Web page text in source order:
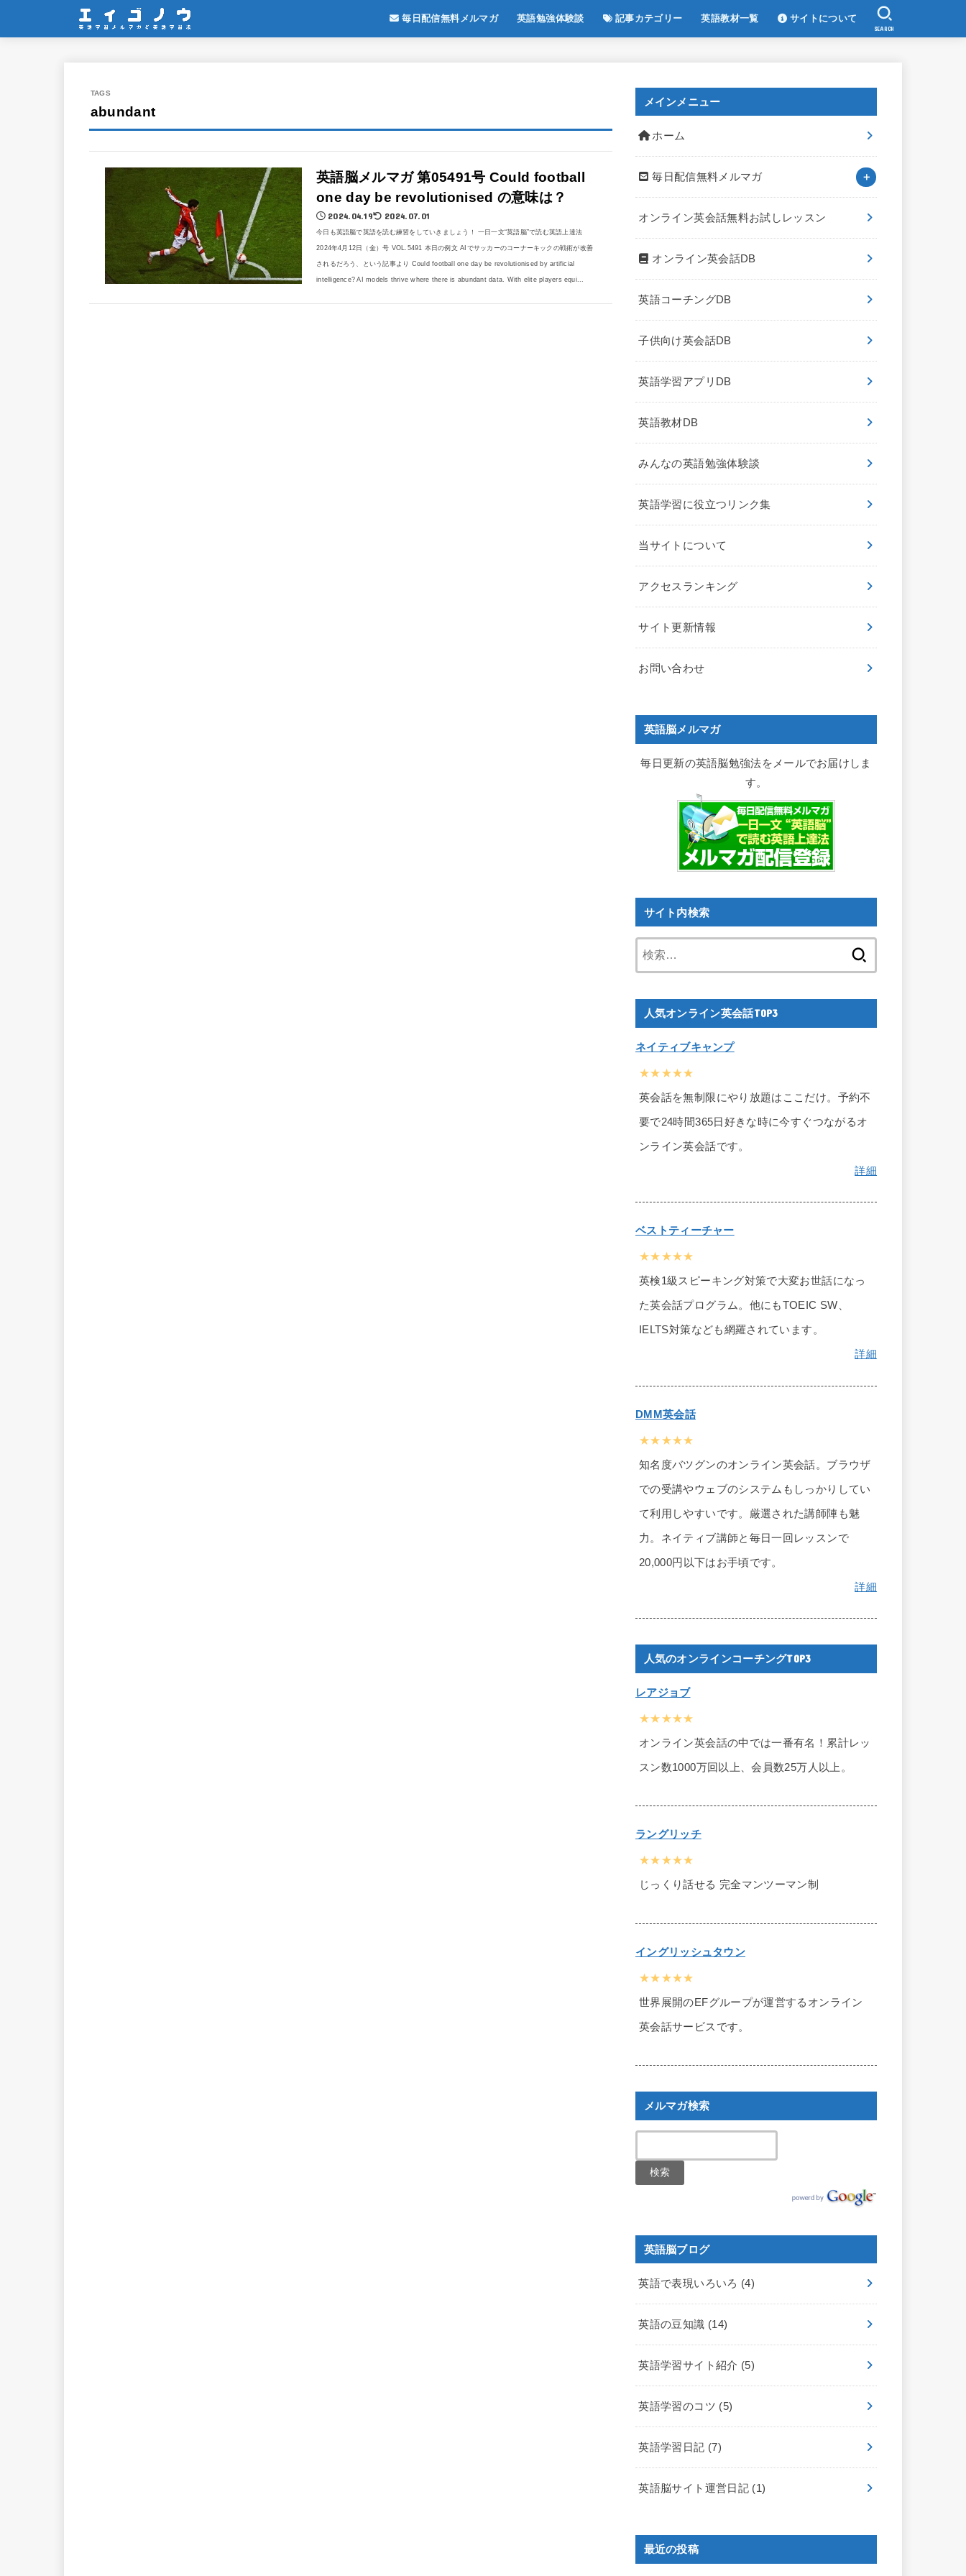
毎日配信無料メルマガ 英語勉強体験談 記事カテゴリー 英語教材一覧 サイトについて
SEARCH
abundant
英語脳メルマガ 第05491号 Could football
one day be revolutionised の意味は？
2024.04.19 2024.07.01
今日も英語脳で英語を読む練習をしていきましょう！ 一日一文“英語脳”で読む英語上達法
2024年4月12日（金）号 VOL.5491 本日の例文 AIでサッカーのコーナーキックの戦術が改善
されるだろう、という記事より Could football one day be revolutionised by artificial
intelligence? AI models thrive where there is abundant data. With elite players equi...
メインメニュー
ホーム
毎日配信無料メルマガ
オンライン英会話無料お試しレッスン
オンライン英会話DB
英語コーチングDB
子供向け英会話DB
英語学習アプリDB
英語教材DB
みんなの英語勉強体験談
英語学習に役立つリンク集
当サイトについて
アクセスランキング
サイト更新情報
お問い合わせ
英語脳メルマガ
毎日更新の英語脳勉強法をメールでお届けしま
す。
サイト内検索
人気オンライン英会話TOP3
ネイティブキャンプ
★★★★★
英会話を無制限にやり放題はここだけ。予約不
要で24時間365日好きな時に今すぐつながるオ
ンライン英会話です。
詳細
ベストティーチャー
★★★★★
英検1級スピーキング対策で大変お世話になっ
た英会話プログラム。他にもTOEIC SW、
IELTS対策なども網羅されています。
詳細
DMM英会話
★★★★★
知名度バツグンのオンライン英会話。ブラウザ
での受講やウェブのシステムもしっかりしてい
て利用しやすいです。厳選された講師陣も魅
力。ネイティブ講師と毎日一回レッスンで
20,000円以下はお手頃です。
詳細
人気のオンラインコーチングTOP3
レアジョブ
★★★★★
オンライン英会話の中では一番有名！累計レッ
スン数1000万回以上、会員数25万人以上。
ラングリッチ
★★★★★
じっくり話せる 完全マンツーマン制
イングリッシュタウン
★★★★★
世界展開のEFグループが運営するオンライン
英会話サービスです。
メルマガ検索
英語脳ブログ
英語で表現いろいろ (4)
英語の豆知識 (14)
英語学習サイト紹介 (5)
英語学習のコツ (5)
英語学習日記 (7)
英語脳サイト運営日記 (1)
最近の投稿